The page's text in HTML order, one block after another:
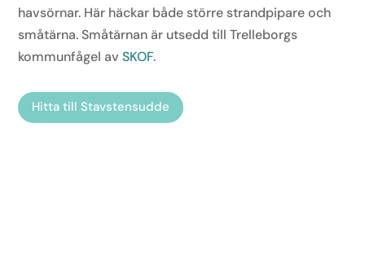
havsörnar. Här häckar både större strandpipare och
småtärna. Småtärnan är utsedd till Trelleborgs
kommunfågel avSKOF.
Hitta till Stavstensudde